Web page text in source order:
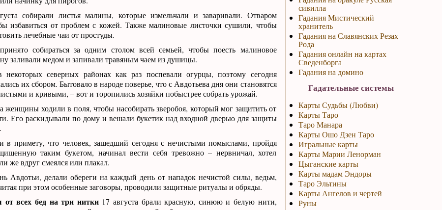
собирали листья малины, которые измельчали и заваривали. Отваром
избавиться от проблем с кожей. Также малиновые листочки сушили, чтобы
лечебные чаи от простуды.
собираться за одним столом всей семьей, чтобы поесть малиновое
заливали медом и запивали травяным чаем из душицы.
северных районах как раз поспевали огурцы, поэтому сегодня
их сбором. Бытовало в народе поверье, что с Авдотьева дня они становятся
и кривыми, – вот и торопились хозяйки побыстрее собрать урожай.
женщины ходили в поля, чтобы насобирать зверобоя, который мог защитить от
Его раскидывали по дому и вешали букетик над входной дверью для защиты
в примету, что человек, зашедший сегодня с нечистыми помыслами, пройдя
таким букетом, начинал вести себя тревожно – нервничал, хотел
же вдруг смеялся или плакал.
Авдотьи, делали обереги на каждый день от нападок нечистой силы, ведьм,
при этом особенные заговоры, проводили защитные ритуалы и обряды.
всех бед на три нитки17 августа брали красную, синюю и белую нити,
сивилла
Гадания Мистический
хранитель
Гадания на Славянских Резах
Рода
Гадания онлайн на картах
Сведенборга
Гадания на домино
Гадательные системы
Карты Судьбы (Любви)
Карты Таро
Таро Манара
Карты Ошо Дзен Таро
Игральные карты
Карты Марии Ленорман
Цыганские карты
Карты мадам Эндоры
Таро Эльтины
Карты Ангелов и чертей
Руны